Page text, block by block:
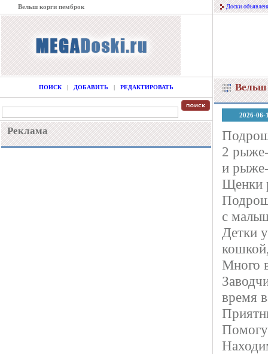
Вельш корги пемброк Доски
ПОИСК | ДОБАВИТЬ | РЕДАКТИРОВАТЬ
Реклама
Вельш
2026-06-
2
и рыже-
Щенки
с
Детки
Много
время
Помогу